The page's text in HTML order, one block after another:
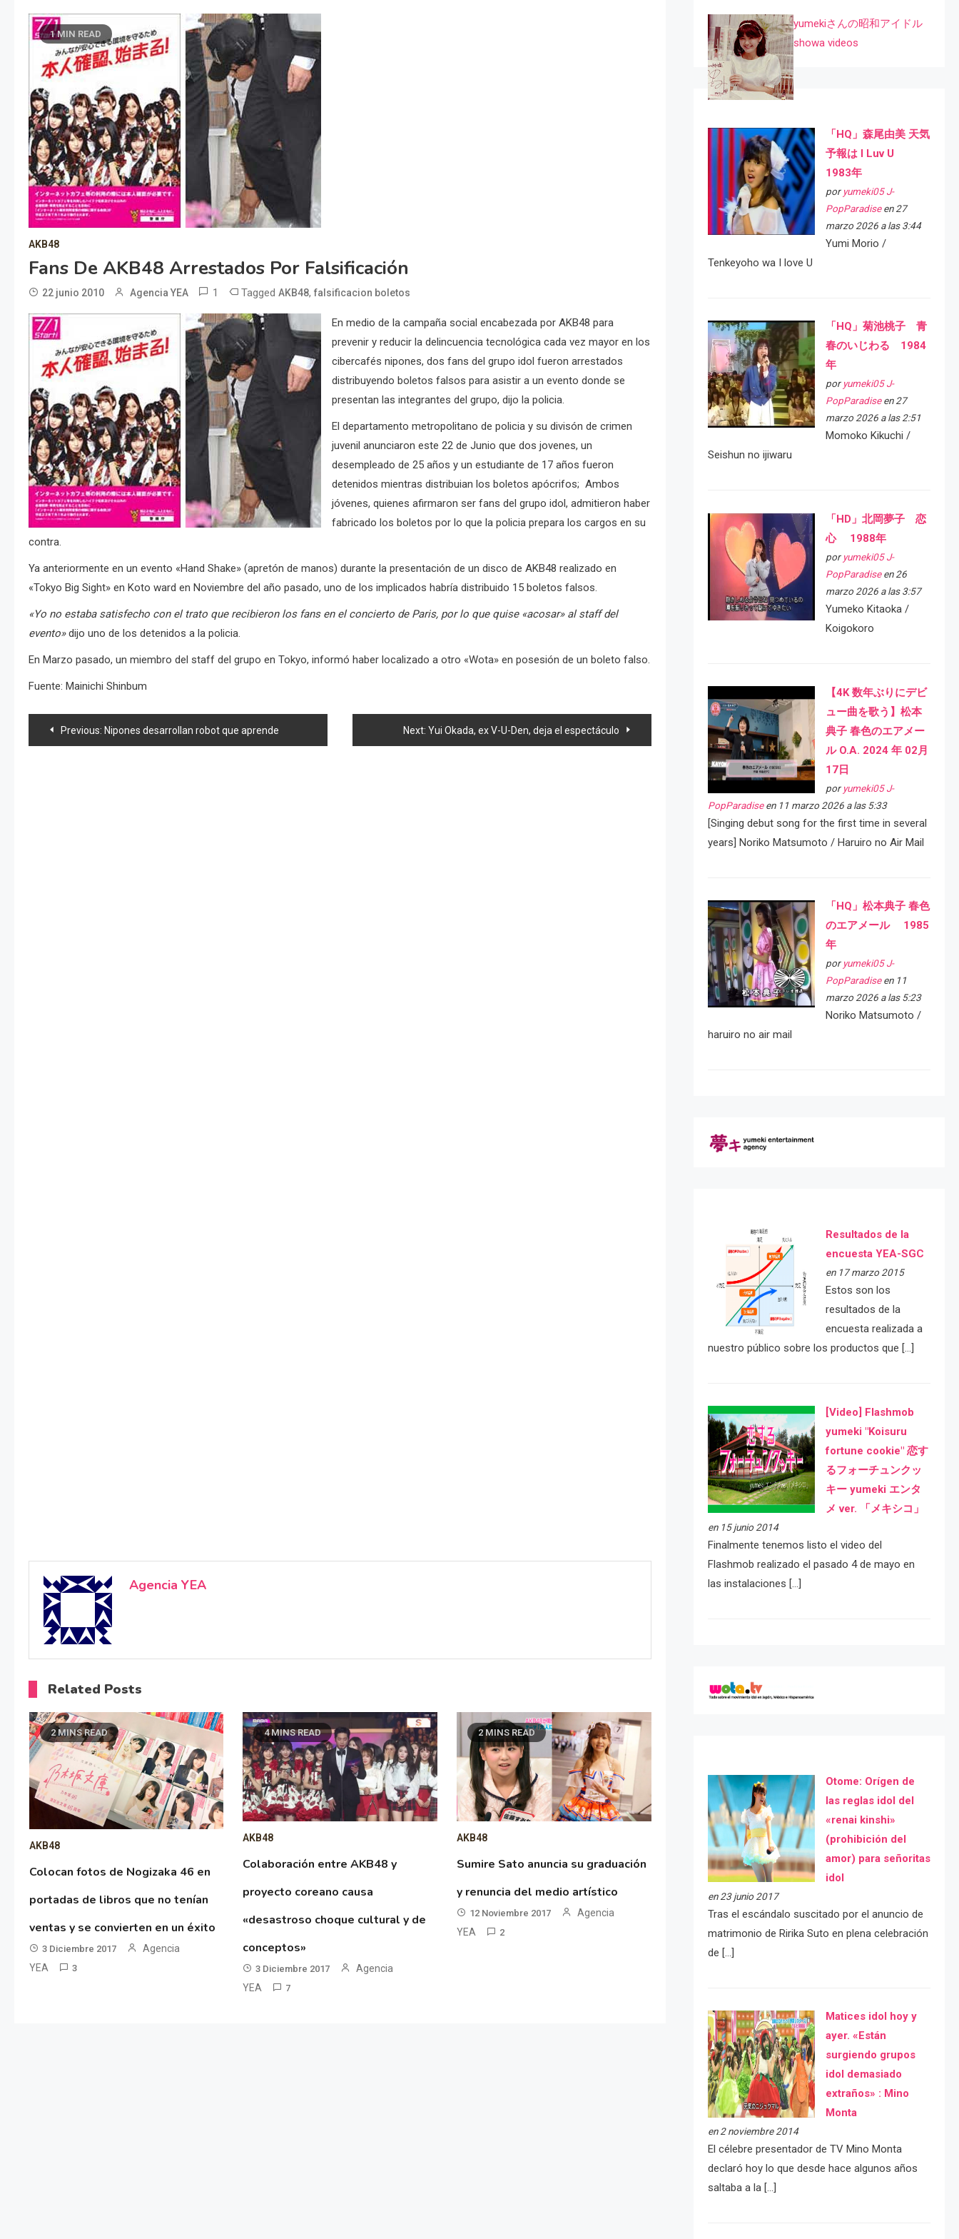
1 MIN READ
AKB48
Fans De AKB48 Arrestados Por Falsificación
22 junio 2010 Agencia YEA 1 Tagged AKB48, falsificacion boletos
En medio de la campaña social encabezada por AKB48 para
prevenir y reducir la delincuencia tecnológica cada vez mayor en los
cibercafés nipones, dos fans del grupo idol fueron arrestados
distribuyendo boletos falsos para asistir a un evento donde se
presentan las integrantes del grupo, dijo la policia.
El departamento metropolitano de policia y su divisón de crimen
juvenil anunciaron este 22 de Junio que dos jovenes, un
desempleado de 25 años y un estudiante de 17 años fueron
detenidos mientras distribuian los boletos apócrifos; Ambos
jóvenes, quienes afirmaron ser fans del grupo idol, admitieron haber
fabricado los boletos por lo que la policia prepara los cargos en su
contra.
Ya anteriormente en un evento «Hand Shake» (apretón de manos) durante la presentación de un disco de AKB48 realizado en
«Tokyo Big Sight» en Koto ward en Noviembre del año pasado, uno de los implicados habría distribuido 15 boletos falsos.
«Yo no estaba satisfecho con el trato que recibieron los fans en el concierto de Paris, por lo que quise «acosar» al staff del
evento»dijo uno de los detenidos a la policia.
En Marzo pasado, un miembro del staff del grupo en Tokyo, informó haber localizado a otro «Wota» en posesión de un boleto falso.
Fuente: Mainichi Shinbum
Navegación
Previous: Nipones desarrollan robot que aprende Next: Yui Okada, ex V-U-Den, deja el espectáculo
Agencia YEA
Related Posts
2 MINS READ
AKB48
Colocan fotos de Nogizaka 46 en
portadas de libros que no tenían
ventas y se convierten en un éxito
3 Diciembre 2017
Agencia
YEA
3
4 MINS READ
AKB48
Colaboración entre AKB48 y
proyecto coreano causa
«desastroso choque cultural y de
conceptos»
3 Diciembre 2017
Agencia
YEA
7
2 MINS READ
AKB48
Sumire Sato anuncia su graduación
y renuncia del medio artístico
12 Noviembre 2017
Agencia
YEA
2
yumekiさんの昭和アイドル
showa videos
「HQ」森尾由美 天気
予報は I Luv U
1983年
por yumeki05 J-
PopParadiseen 27
marzo 2026 a las 3:44
Yumi Morio /
Tenkeyoho wa I love U
「HQ」菊池桃子 青
春のいじわる 1984
年
por yumeki05 J-
PopParadiseen 27
marzo 2026 a las 2:51
Momoko Kikuchi /
Seishun no ijiwaru
「HD」北岡夢子 恋
心 1988年
por yumeki05 J-
PopParadiseen 26
marzo 2026 a las 3:57
Yumeko Kitaoka /
Koigokoro
【4K 数年ぶりにデビ
ュー曲を歌う】松本
典子 春色のエアメー
ル O.A. 2024 年 02月
17日
por yumeki05 J-
PopParadiseen 11 marzo 2026 a las 5:33
[Singing debut song for the first time in several
years] Noriko Matsumoto / Haruiro no Air Mail
「HQ」松本典子 春色
のエアメール 1985
年
por yumeki05 J-
PopParadiseen 11
marzo 2026 a las 5:23
Noriko Matsumoto /
haruiro no air mail
Resultados de la
encuesta YEA-SGC
en 17 marzo 2015
Estos son los
resultados de la
encuesta realizada a
nuestro público sobre los productos que […]
[Video] Flashmob
yumeki "Koisuru
fortune cookie" 恋す
るフォーチュンクッ
キー yumeki エンタ
メ ver. 「メキシコ」
en 15 junio 2014
Finalmente tenemos listo el video del
Flashmob realizado el pasado 4 de mayo en
las instalaciones […]
Otome: Orígen de
las reglas idol del
«renai kinshi»
(prohibición del
amor) para señoritas
idol
en 23 junio 2017
Tras el escándalo suscitado por el anuncio de
matrimonio de Ririka Suto en plena celebración
de […]
Matices idol hoy y
ayer. «Están
surgiendo grupos
idol demasiado
extraños» : Mino
Monta
en 2 noviembre 2014
El célebre presentador de TV Mino Monta
declaró hoy lo que desde hace algunos años
saltaba a la […]